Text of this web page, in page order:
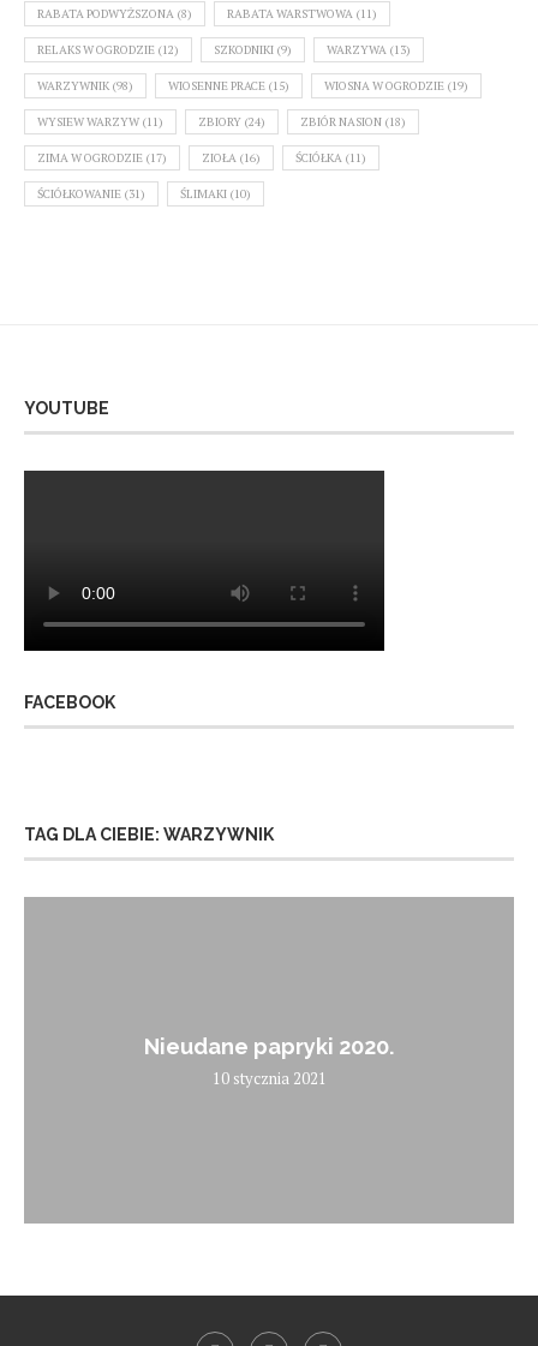
RABATA PODWYŻSZONA (8) RABATA WARSTWOWA (11)
RELAKS W OGRODZIE (12) SZKODNIKI (9) WARZYWA (13)
WARZYWNIK (98) WIOSENNE PRACE (15) WIOSNA W OGRODZIE (19)
WYSIEW WARZYW (11) ZBIORY (24) ZBIÓR NASION (18)
ZIMA W OGRODZIE (17) ZIOŁA (16) ŚCIÓŁKA (11)
ŚCIÓŁKOWANIE (31) ŚLIMAKI (10)
YOUTUBE
FACEBOOK
TAG DLA CIEBIE: WARZYWNIK
Nieudane papryki 2020.
10 stycznia 2021